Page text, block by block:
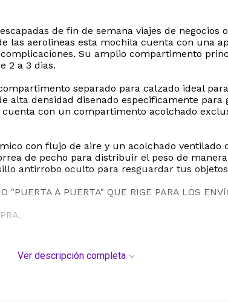
de fin de semana viajes de negocios
aerolineas esta mochila cuenta con una
Su amplio compartimento
2 a 3 dias.
separado para calzado ideal
densidad disenado especificamente
con un compartimento acolchado
con flujo de aire y un acolchado
de pecho para distribuir el peso de
antirrobo oculto para resguardar tus
"PUERTA A PUERTA" QUE RIGE PARA LOS
Ver descripción completa